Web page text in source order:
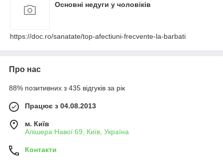
Основні недуги у чоловіків
https://doc.ro/sanatate/top-afectiuni-frecvente-la-barbati
Про нас
88% позитивних з 435 відгуків за рік
Працює з 04.08.2013
м. Київ
Алішера Навої 69, Київ, Україна
Контакти